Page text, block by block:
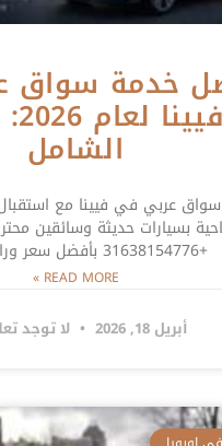
خدمة سواق
الشامل
عربي في فيينا مع
بسيارات حديثة وسائقين
+31638154776 بأفضل سعر وراحة تامة.
READ MORE »
أبريل 18, 2026 لا توجد